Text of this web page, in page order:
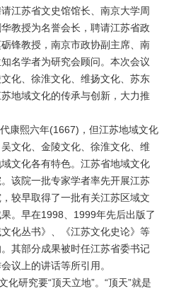
江苏省文史馆馆长、南京大学周
教授为名誉会长，聘请江苏省政
锋教授，南京市政协副主席、南
名学者为研究会顾问。本次会议
化、徐淮文化、维扬文化、苏东
地域文化的传承与创新，大力推
康熙六年(1667)，但江苏地域文化
文化、金陵文化、徐淮文化、维
文化各有特色。江苏省地域文化
该院一批专家学者率先开展江苏
较早取得了一批有关江苏区域文
。早在1998、1999年先后出版了
化丛书》、《江苏文化史论》等
其部分成果被时任江苏省委书记
议上的讲话等所引用。
研究要“顶天立地”。“顶天”就是